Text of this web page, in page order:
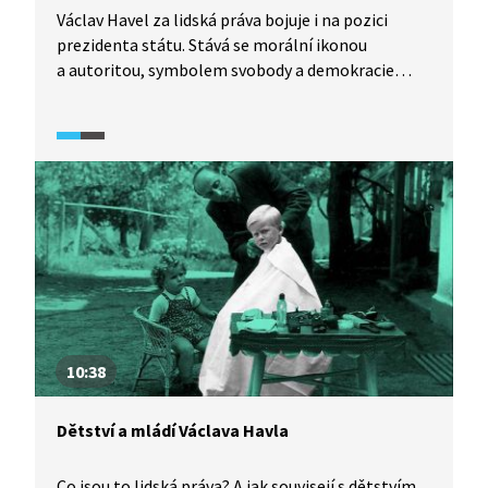
Václav Havel za lidská práva bojuje i na pozici
prezidenta státu. Stává se morální ikonou
a autoritou, symbolem svobody a demokracie
za jejich práva. Na počátku 90. let se Havel nachází
na vrcholu své popularity. Poklidné rozdělení
Československa, kterému napomohl svými
výzvami k toleranci, dialogu a respektu, je
v kontrastu s drastickým rozpadem Jugoslávie.
Video je součástí vzdělávací série Každý může
změnit svět z produkce Knihovny Václava Havla,
která provází životem Václava Havla a bojem
Československa za lidská práva.
10:38
Dětství a mládí Václava Havla